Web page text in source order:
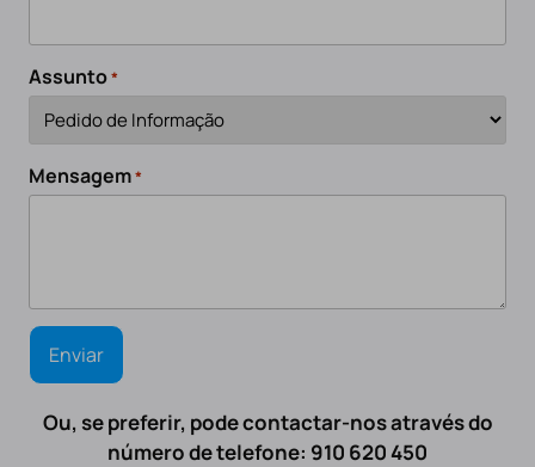
Assunto*
Mensagem*
Ou, se preferir, pode contactar-nos através do
número de telefone: 910 620 450